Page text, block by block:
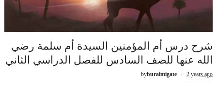
شرح درس أم المؤمنين السيدة أم سلمة رضي
الله عنها للصف السادس للفصل الدراسي الثاني
byburaimigate 2 years ago